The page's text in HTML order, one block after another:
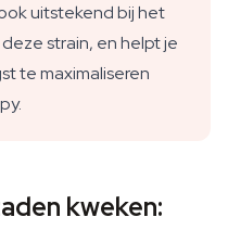
uitstekend bij het
strain, en helpt je
te maximaliseren
kweken: